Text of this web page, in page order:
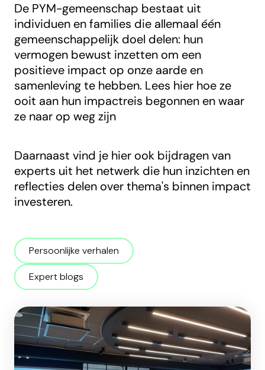
De PYM-gemeenschap bestaat uit
individuen en families die allemaal één
gemeenschappelijk doel delen: hun
vermogen bewust inzetten om een
positieve impact op onze aarde en
samenleving te hebben. Lees hier hoe ze
ooit aan hun impactreis begonnen en waar
ze naar op weg zijn
Daarnaast vind je hier ook bijdragen van
experts uit het netwerk die hun inzichten en
reflecties delen over thema's binnen impact
investeren.
Persoonlijke verhalen
Expert blogs